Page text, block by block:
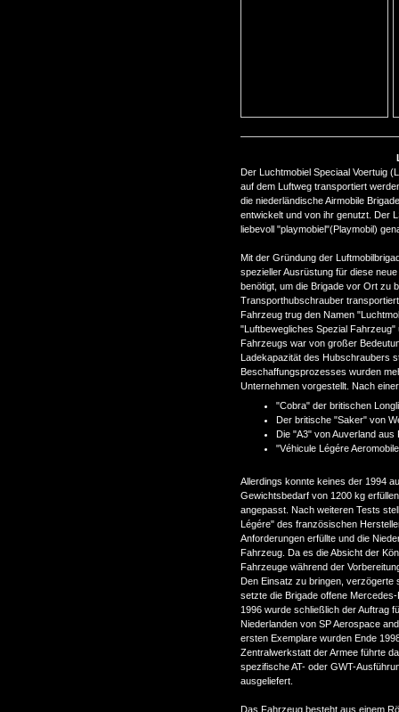
Der Luchtmobiel Speciaal Voertuig
auf dem Luftweg transportiert
die niederländische Airmobile
entwickelt und von ihr genutzt. Der
liebevoll "playmobiel"(Playmobil)
Mit der Gründung der
spezieller Ausrüstung für diese
benötigt, um die Brigade vor Ort zu
Transporthubschrauber
Fahrzeug trug den Namen
"Luftbewegliches Spezial
Fahrzeugs war von großer
Ladekapazität des Hubschraubers
Beschaffungsprozesses wurden
Unternehmen vorgestellt. Nach
"Cobra" der britischen
Der britische "Saker" von
Die "A3" von Auverland aus
"Véhicule Légére
Allerdings konnte keines der 1994
Gewichtsbedarf von 1200 kg
angepasst. Nach weiteren Tests
Légére" des französischen
Anforderungen erfüllte und die
Fahrzeug. Da es die Absicht der
Fahrzeuge während der
Den Einsatz zu bringen, verzögerte
setzte die Brigade offene
1996 wurde schließlich der Auftrag
Niederlanden von SP Aerospace
ersten Exemplare wurden Ende
Zentralwerkstatt der Armee führte
spezifische AT- oder GWT-
ausgeliefert.
Das Fahrzeug besteht aus einem